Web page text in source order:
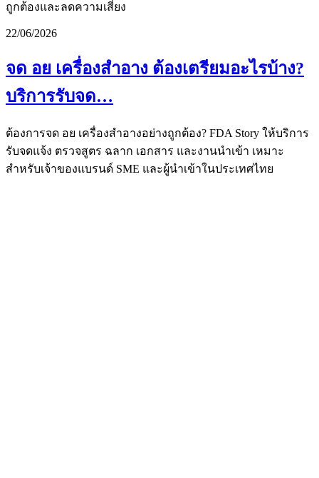
ถูกต้องและลดความเสี่ยง
22/06/2026
จด อย เครื่องสำอาง ต้องเตรียมอะไรบ้าง?
บริการรับจด…
ต้องการจด อย เครื่องสำอางอย่างถูกต้อง? FDA Story ให้บริการ
รับจดแจ้ง ตรวจสูตร ฉลาก เอกสาร และงานนำเข้า เหมาะ
สำหรับเจ้าของแบรนด์ SME และผู้นำเข้าในประเทศไทย